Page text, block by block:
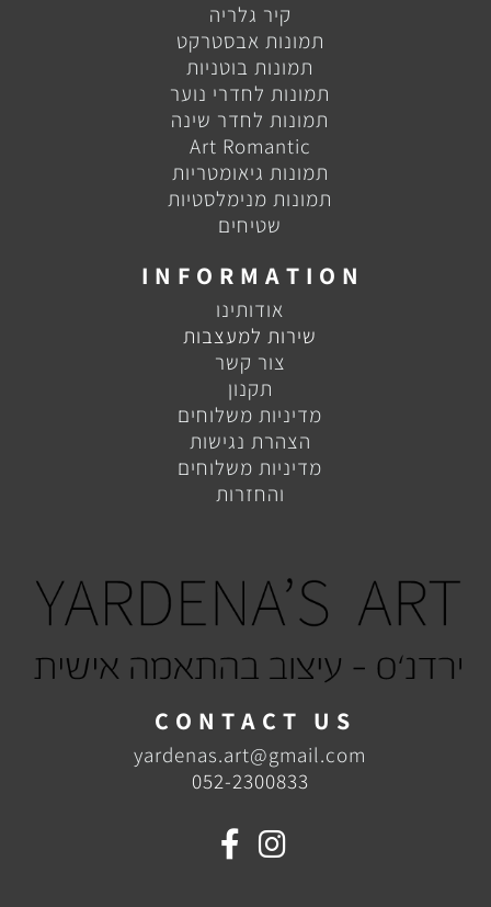
קיר גלריה
תמונות אבסטרקט
תמונות בוטניות
תמונות לחדרי נוער
תמונות לחדר שינה
Art Romantic
תמונות גיאומטריות
תמונות מנימלסטיות
שטיחים
I N F O R M A T I O N
אודותינו
שירות למעצבות
צור קשר
תקנון
מדיניות משלוחים
הצהרת נגישות
מדיניות משלוחים
והחזרות
C O N T A C T U S
yardenas.art@gmail.com
052-2300833